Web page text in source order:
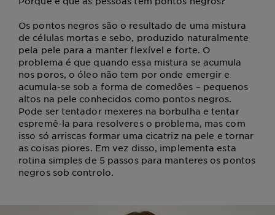
Os pontos negros são o resultado de uma mistura
de células mortas e sebo, produzido naturalmente
pela pele para a manter flexível e forte. O
problema é que quando essa mistura se acumula
nos poros, o óleo não tem por onde emergir e
acumula-se sob a forma de comedões – pequenos
altos na pele conhecidos como pontos negros.
Pode ser tentador mexeres na borbulha e tentar
espremê-la para resolveres o problema, mas com
isso só arriscas formar uma cicatriz na pele e tornar
as coisas piores. Em vez disso, implementa esta
rotina simples de 5 passos para manteres os pontos
negros sob controlo.